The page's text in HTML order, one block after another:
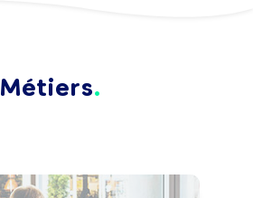
Métiers